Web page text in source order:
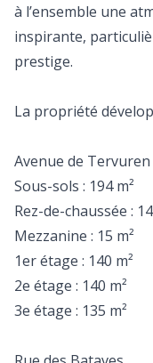
à l’ensemble une
inspirante,
prestige.
La propriété
Avenue de Tervuren
Sous-sols : 194 m²
Rez-de-chaussée :
Mezzanine : 15 m²
1er étage : 140 m²
2e étage : 140 m²
3e étage : 135 m²